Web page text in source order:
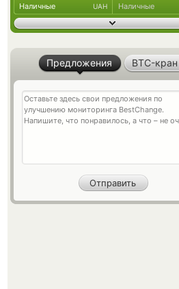
Наличные UAH Наличные
Предложения BTC-кран